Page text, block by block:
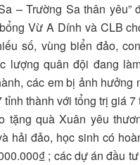
– Trường Sa thân yêu”
Vừ A Dính và CLB
số, vùng biển đảo,
lượng quân đội đang
các em bị ảnh hưởng
thành với tổng trị giá 7
tặng quà Xuân yêu
hải đảo, học sinh có
; các dự án đầu